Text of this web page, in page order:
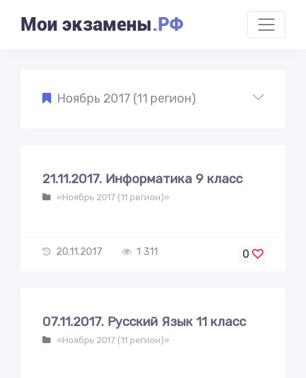
Мои экзамены.РФ
Ноябрь 2017 (11 регион)
21.11.2017. Информатика 9 класс
«Ноябрь 2017 (11 регион)»
20.11.2017 1 311 0
07.11.2017. Русский Язык 11 класс
«Ноябрь 2017 (11 регион)»